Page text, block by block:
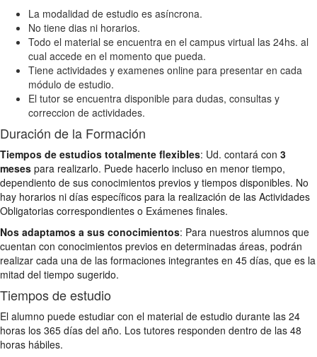
La modalidad de estudio es asíncrona.
No tiene dias ni horarios.
Todo el material se encuentra en el campus virtual las 24hs. al
cual accede en el momento que pueda.
Tiene actividades y examenes online para presentar en cada
módulo de estudio.
El tutor se encuentra disponible para dudas, consultas y
correccion de actividades.
Duración de la Formación
Tiempos de estudios totalmente flexibles: Ud. contará con 3
meses para realizarlo. Puede hacerlo incluso en menor tiempo,
dependiento de sus conocimientos previos y tiempos disponibles. No
hay horarios ni días específicos para la realización de las Actividades
Obligatorias correspondientes o Exámenes finales.
Nos adaptamos a sus conocimientos: Para nuestros alumnos que
cuentan con conocimientos previos en determinadas áreas, podrán
realizar cada una de las formaciones integrantes en 45 días, que es la
mitad del tiempo sugerido.
Tiempos de estudio
El alumno puede estudiar con el material de estudio durante las 24
horas los 365 días del año. Los tutores responden dentro de las 48
horas hábiles.